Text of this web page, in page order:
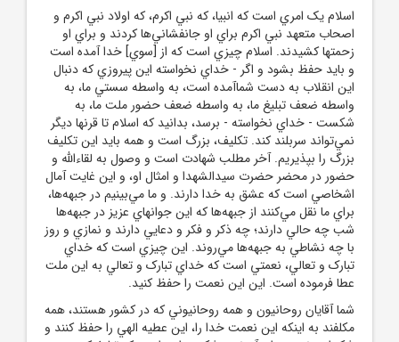
اسلام يک امري است که انبيا، که نبي اکرم، که اولاد نبي اکرم و
اصحاب متعهد نبي اکرم براي او جانفشاني‌ها کردند و براي او
زحمتها کشيدند. اسلام چيزي است که از [سوي‌] خدا آمده است
و بايد حفظ بشود و اگر - خداي نخواسته اين پيروزي که دنبال
اين انقلاب به دست شماآمده است، به واسطه سستي ما، به
واسطه ضعف تبليغ ما، به واسطه ضعف حضور ملت ما، به
شکست - خداي نخواسته - برسد، بدانيد که اسلام تا قرنها ديگر
نمي‌تواند سربلند کند. تکليف، بزرگ است و همه بايد اين تکليف
بزرگ را بپذيريم. آخر مطلب شهادت است و وصول به لقاء‌الله و
حضور در محضر حضرت سيدالشهدا و امثال او، و اين غايت آمال
اشخاصي است که عشق به خدا دارند. و ما مي‌بينيم در جبهه‌ها،
براي ما نقل مي‌کنند از جبهه‌ها که اين جوانهاي عزيز در جبهه‌ها
شب چه حالي دارند؛ چه ذکر و فکر و دعايي دارند و نمازي و روز
با چه نشاطي به جبهه‌ها مي‌روند. اين چيزي است که خداي
تبارک و تعالي، نعمتي است که خداي تبارک و تعالي به اين ملت
عطا فرموده است. اين اين نعمت را حفظ کنيد.
شما آقايان روحانيون و همه روحانيوني که در کشور هستند، همه
مکلفند به اينکه اين‌ نعمت خدا را، اين عطيه الهي را حفظ کنند و